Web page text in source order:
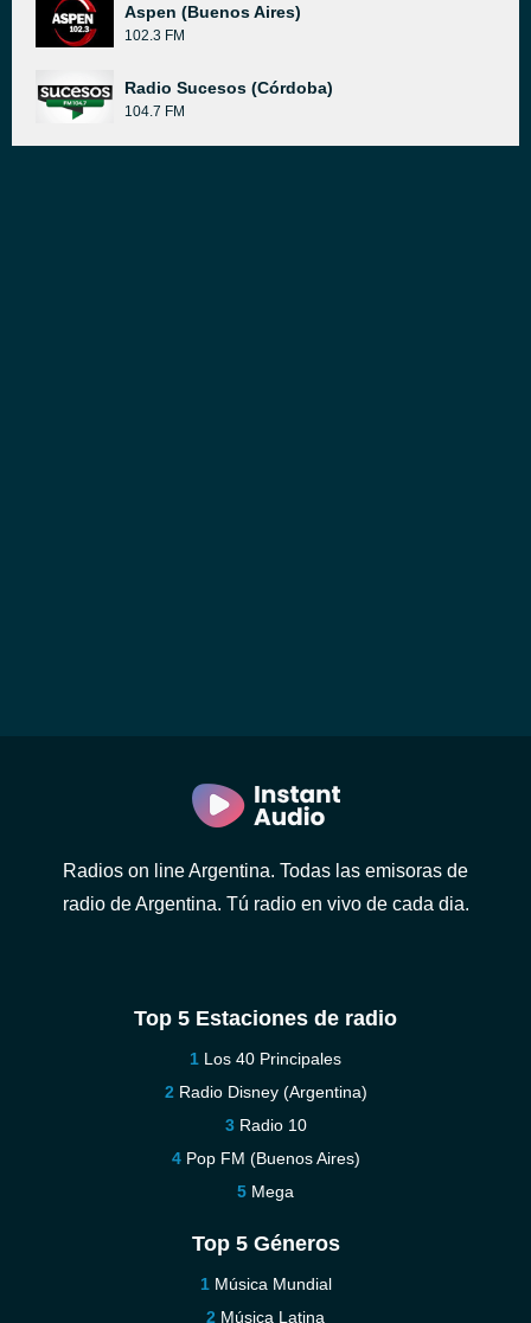
Aspen (Buenos Aires)
102.3 FM
Radio Sucesos (Córdoba)
104.7 FM
Radios on line Argentina. Todas las emisoras de
radio de Argentina. Tú radio en vivo de cada dia.
Top 5 Estaciones de radio
Los 40 Principales
Radio Disney (Argentina)
Radio 10
Pop FM (Buenos Aires)
Mega
Top 5 Géneros
Música Mundial
Música Latina